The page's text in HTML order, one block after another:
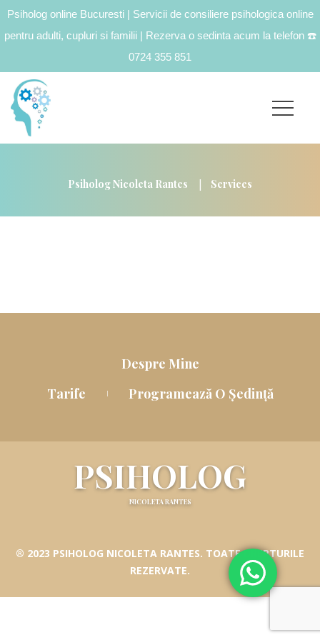
Psiholog online Bucuresti | Servicii de consiliere psihologica online
pentru adulti, cupluri si familii | Rezerva o sedinta acum la telefon ☎️
0724 355 851
Psiholog Nicoleta Rantes | Services
Despre Mine
Tarife
Programează O Ședință
PSIHOLOG
NICOLETA RANTES
® 2023 PSIHOLOG NICOLETA RANTES. TOATE DREPTURILE
REZERVATE.